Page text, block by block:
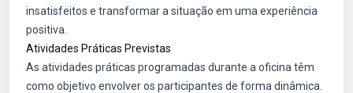
insatisfeitos e transformar a situação em uma experiência
positiva.
Atividades Práticas Previstas
As atividades práticas programadas durante a oficina têm
como objetivo envolver os participantes de forma dinâmica.